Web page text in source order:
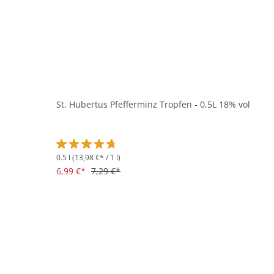
St. Hubertus Pfefferminz Tropfen - 0,5L 18% vol
Durchschnittliche Bewertung von 4.8 von 5 Sternen
0.5 l (13,98 €* / 1 l)
6,99 €* 7,29 €*